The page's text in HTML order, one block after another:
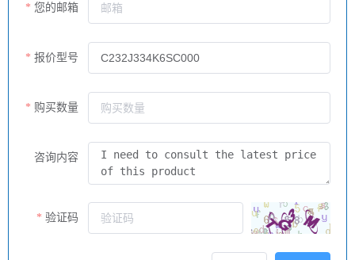
您的邮箱
报价型号
购买数量
咨询内容
验证码